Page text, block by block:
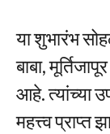
या शुभारंभ
बाबा,
आहे. त्यांच्या
महत्त्व प्राप्त